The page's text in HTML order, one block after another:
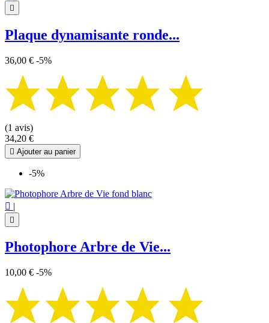

Plaque dynamisante ronde...
36,00 € -5%
(1 avis)
34,20 €
 Ajouter au panier
-5%
 |

Photophore Arbre de Vie...
10,00 € -5%